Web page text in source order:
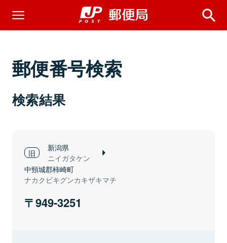
郵便番号検索
検索結果
新潟県
ニイガタケン
中頸城郡柿崎町
ナカクビキグンカキザキマチ
949-3251